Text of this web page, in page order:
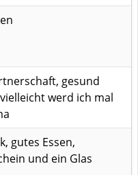
gesund
werd ich mal
gutes Essen,
und ein Glas